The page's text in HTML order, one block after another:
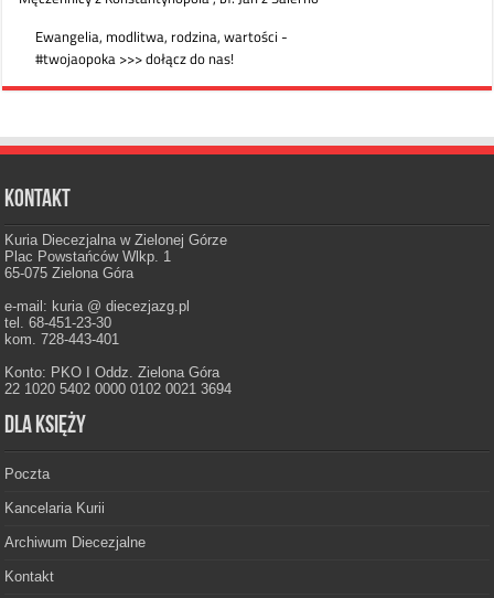
Kontakt
Kuria Diecezjalna w Zielonej Górze
Plac Powstańców Wlkp. 1
65-075 Zielona Góra
e-mail: kuria @ diecezjazg.pl
tel. 68-451-23-30
kom. 728-443-401
Konto: PKO I Oddz. Zielona Góra
22 1020 5402 0000 0102 0021 3694
Dla księży
Poczta
Kancelaria Kurii
Archiwum Diecezjalne
Kontakt